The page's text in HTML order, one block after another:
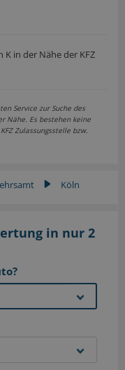
K in der Nähe der KFZ
Service zur Suche des
Nähe. Es bestehen keine
Zulassungsstelle bzw.
Köln
in nur 2